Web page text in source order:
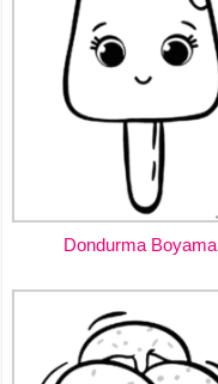
Dondurma Boyama